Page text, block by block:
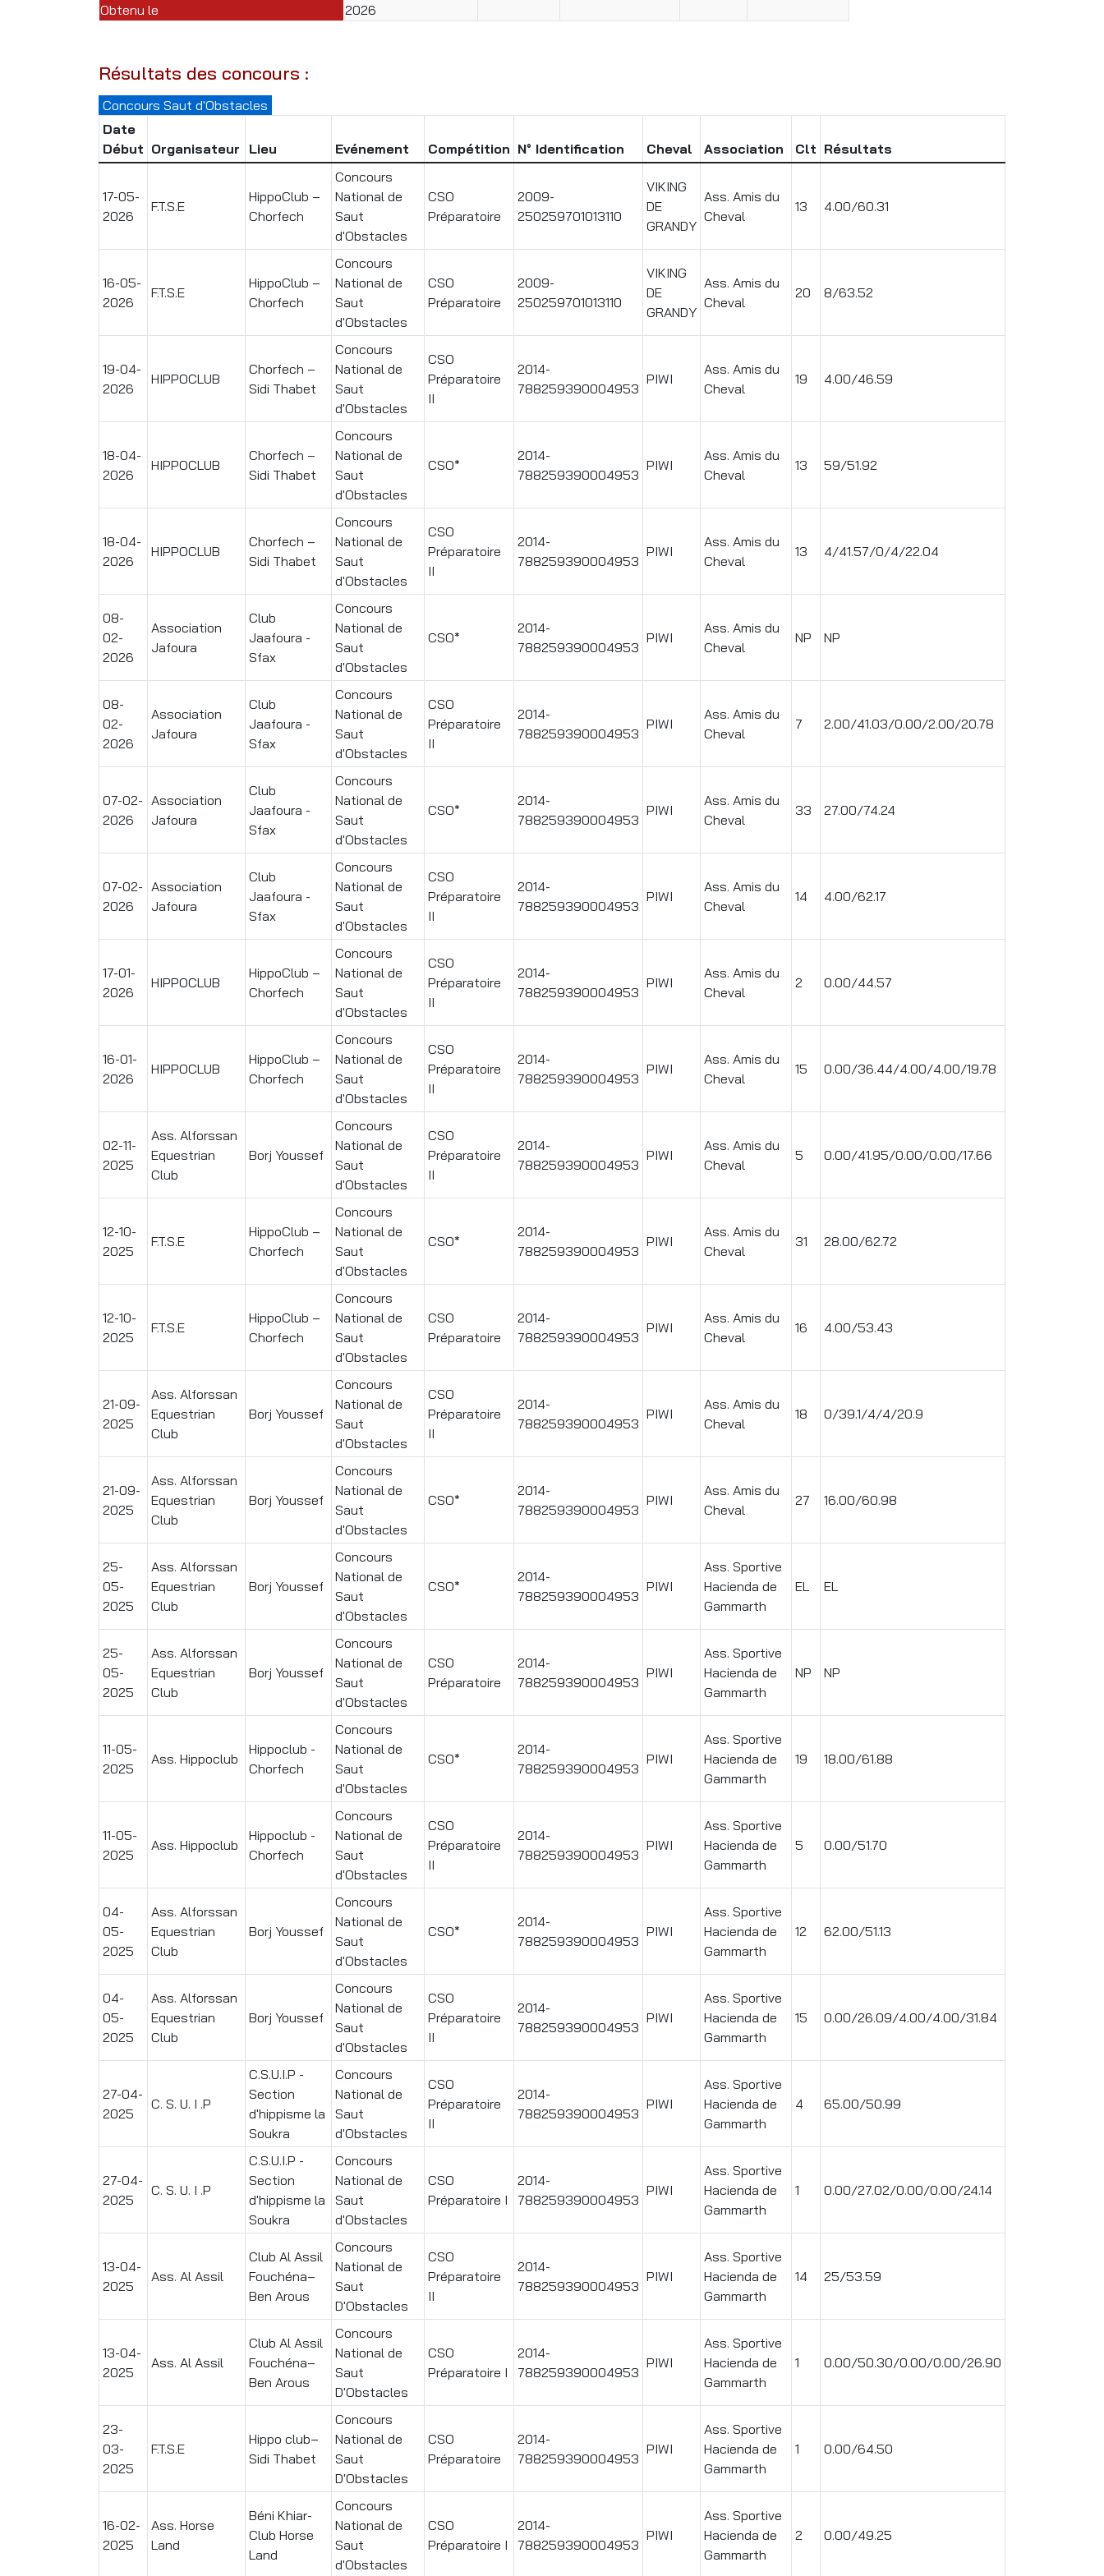
Obtenu le
2026
Résultats des concours :
Concours Saut d'Obstacles
Date
Début Organisateur Lieu Evénement Compétition N° Identification Cheval Association Clt Résultats
17-05-
2026
F.T.S.E
HippoClub –
Chorfech
Concours
National de
Saut
d'Obstacles
CSO
Préparatoire
2009-
250259701013110
VIKING
DE
GRANDY
Ass. Amis du
Cheval
13 4.00/60.31
16-05-
2026
F.T.S.E
HippoClub –
Chorfech
Concours
National de
Saut
d'Obstacles
CSO
Préparatoire
2009-
250259701013110
VIKING
DE
GRANDY
Ass. Amis du
Cheval
20 8/63.52
19-04-
2026
HIPPOCLUB
Chorfech –
Sidi Thabet
Concours
National de
Saut
d'Obstacles
CSO
Préparatoire
II
2014-
788259390004953
PIWI
Ass. Amis du
Cheval
19 4.00/46.59
18-04-
2026
HIPPOCLUB
Chorfech –
Sidi Thabet
Concours
National de
Saut
d'Obstacles
CSO*
2014-
788259390004953
PIWI
Ass. Amis du
Cheval
13 59/51.92
18-04-
2026
HIPPOCLUB
Chorfech –
Sidi Thabet
Concours
National de
Saut
d'Obstacles
CSO
Préparatoire
II
2014-
788259390004953
PIWI
Ass. Amis du
Cheval
13 4/41.57/0/4/22.04
08-
02-
2026
Association
Jafoura
Club
Jaafoura -
Sfax
Concours
National de
Saut
d'Obstacles
CSO*
2014-
788259390004953
PIWI
Ass. Amis du
Cheval
NP NP
08-
02-
2026
Association
Jafoura
Club
Jaafoura -
Sfax
Concours
National de
Saut
d'Obstacles
CSO
Préparatoire
II
2014-
788259390004953
PIWI
Ass. Amis du
Cheval
7 2.00/41.03/0.00/2.00/20.78
07-02-
2026
Association
Jafoura
Club
Jaafoura -
Sfax
Concours
National de
Saut
d'Obstacles
CSO*
2014-
788259390004953
PIWI
Ass. Amis du
Cheval
33 27.00/74.24
07-02-
2026
Association
Jafoura
Club
Jaafoura -
Sfax
Concours
National de
Saut
d'Obstacles
CSO
Préparatoire
II
2014-
788259390004953
PIWI
Ass. Amis du
Cheval
14 4.00/62.17
17-01-
2026
HIPPOCLUB
HippoClub –
Chorfech
Concours
National de
Saut
d'Obstacles
CSO
Préparatoire
II
2014-
788259390004953
PIWI
Ass. Amis du
Cheval
2 0.00/44.57
16-01-
2026
HIPPOCLUB
HippoClub –
Chorfech
Concours
National de
Saut
d'Obstacles
CSO
Préparatoire
II
2014-
788259390004953
PIWI
Ass. Amis du
Cheval
15 0.00/36.44/4.00/4.00/19.78
02-11-
2025
Ass. Alforssan
Equestrian
Club
Borj Youssef
Concours
National de
Saut
d'Obstacles
CSO
Préparatoire
II
2014-
788259390004953
PIWI
Ass. Amis du
Cheval
5 0.00/41.95/0.00/0.00/17.66
12-10-
2025
F.T.S.E
HippoClub –
Chorfech
Concours
National de
Saut
d'Obstacles
CSO*
2014-
788259390004953
PIWI
Ass. Amis du
Cheval
31 28.00/62.72
12-10-
2025
F.T.S.E
HippoClub –
Chorfech
Concours
National de
Saut
d'Obstacles
CSO
Préparatoire
2014-
788259390004953
PIWI
Ass. Amis du
Cheval
16 4.00/53.43
21-09-
2025
Ass. Alforssan
Equestrian
Club
Borj Youssef
Concours
National de
Saut
d'Obstacles
CSO
Préparatoire
II
2014-
788259390004953
PIWI
Ass. Amis du
Cheval
18 0/39.1/4/4/20.9
21-09-
2025
Ass. Alforssan
Equestrian
Club
Borj Youssef
Concours
National de
Saut
d'Obstacles
CSO*
2014-
788259390004953
PIWI
Ass. Amis du
Cheval
27 16.00/60.98
25-
05-
2025
Ass. Alforssan
Equestrian
Club
Borj Youssef
Concours
National de
Saut
d'Obstacles
CSO*
2014-
788259390004953
PIWI
Ass. Sportive
Hacienda de
Gammarth
EL EL
25-
05-
2025
Ass. Alforssan
Equestrian
Club
Borj Youssef
Concours
National de
Saut
d'Obstacles
CSO
Préparatoire
2014-
788259390004953
PIWI
Ass. Sportive
Hacienda de
Gammarth
NP NP
11-05-
2025
Ass. Hippoclub
Hippoclub -
Chorfech
Concours
National de
Saut
d'Obstacles
CSO*
2014-
788259390004953
PIWI
Ass. Sportive
Hacienda de
Gammarth
19 18.00/61.88
11-05-
2025
Ass. Hippoclub
Hippoclub -
Chorfech
Concours
National de
Saut
d'Obstacles
CSO
Préparatoire
II
2014-
788259390004953
PIWI
Ass. Sportive
Hacienda de
Gammarth
5 0.00/51.70
04-
05-
2025
Ass. Alforssan
Equestrian
Club
Borj Youssef
Concours
National de
Saut
d'Obstacles
CSO*
2014-
788259390004953
PIWI
Ass. Sportive
Hacienda de
Gammarth
12 62.00/51.13
04-
05-
2025
Ass. Alforssan
Equestrian
Club
Borj Youssef
Concours
National de
Saut
d'Obstacles
CSO
Préparatoire
II
2014-
788259390004953
PIWI
Ass. Sportive
Hacienda de
Gammarth
15 0.00/26.09/4.00/4.00/31.84
27-04-
2025
C. S. U. I .P
C.S.U.I.P -
Section
d'hippisme la
Soukra
Concours
National de
Saut
d'Obstacles
CSO
Préparatoire
II
2014-
788259390004953
PIWI
Ass. Sportive
Hacienda de
Gammarth
4 65.00/50.99
27-04-
2025
C. S. U. I .P
C.S.U.I.P -
Section
d'hippisme la
Soukra
Concours
National de
Saut
d'Obstacles
CSO
Préparatoire I
2014-
788259390004953
PIWI
Ass. Sportive
Hacienda de
Gammarth
1 0.00/27.02/0.00/0.00/24.14
13-04-
2025
Ass. Al Assil
Club Al Assil
Fouchéna–
Ben Arous
Concours
National de
Saut
D'Obstacles
CSO
Préparatoire
II
2014-
788259390004953
PIWI
Ass. Sportive
Hacienda de
Gammarth
14 25/53.59
13-04-
2025
Ass. Al Assil
Club Al Assil
Fouchéna–
Ben Arous
Concours
National de
Saut
D'Obstacles
CSO
Préparatoire I
2014-
788259390004953
PIWI
Ass. Sportive
Hacienda de
Gammarth
1 0.00/50.30/0.00/0.00/26.90
23-
03-
2025
F.T.S.E
Hippo club–
Sidi Thabet
Concours
National de
Saut
D'Obstacles
CSO
Préparatoire
2014-
788259390004953
PIWI
Ass. Sportive
Hacienda de
Gammarth
1 0.00/64.50
16-02-
2025
Ass. Horse
Land
Béni Khiar-
Club Horse
Land
Concours
National de
Saut
d'Obstacles
CSO
Préparatoire I
2014-
788259390004953
PIWI
Ass. Sportive
Hacienda de
Gammarth
2 0.00/49.25